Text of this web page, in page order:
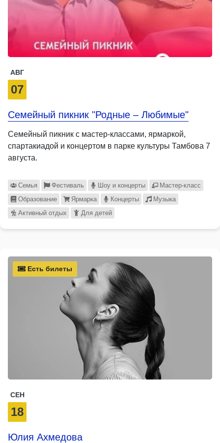
АВГ
07
Семейный пикник "Родные – Любимые"
Семейный пикник с мастер-классами, ярмаркой,
спартакиадой и концертом в парке культуры Тамбова 7
августа.
Семья Фестиваль Шоу и концерты
Мастер-класс
Образование
Ярмарка Концерты
Музыка
Активный отдых
Для детей
Есть билеты
СЕН
18
Юлия Ахмедова